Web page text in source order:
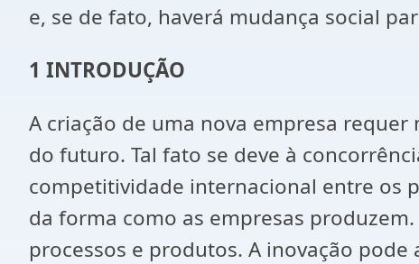
e, se de fato, haverá mudança social
1 INTRODUÇÃO
A criação de uma nova empresa
do futuro. Tal fato se deve à
competitividade internacional entre os
da forma como as empresas
processos e produtos. A inovação